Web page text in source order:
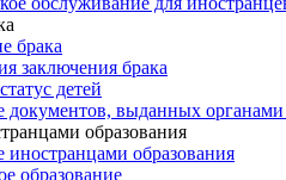
брака
заключения брака
детей
документов, выданных органами
образования
иностранцами образования
образование